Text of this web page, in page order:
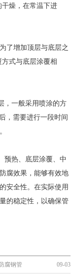
干燥，在常温下进
了增加顶层与底层之
式与底层涂覆相
，一般采用喷涂的方
，需要进行一段时间
预热、底层涂覆、中
腐效果，能够有效地
安全性。在实际使用
的稳定性，以确保管
腐钢管 09-03